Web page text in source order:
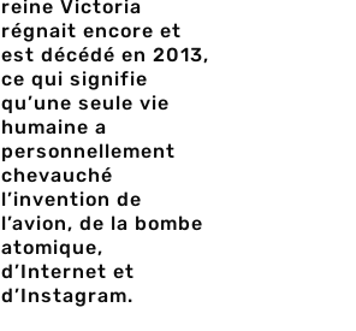
reine Victoria
régnait encore et
est décédé en 2013,
ce qui signifie
qu’une seule vie
humaine a
personnellement
chevauché
l’invention de
l’avion, de la bombe
atomique,
d’Internet et
d’Instagram.